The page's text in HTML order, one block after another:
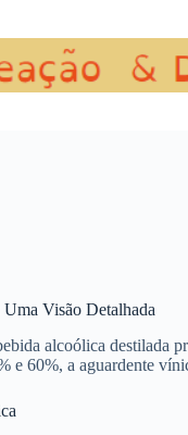
Visão Detalhada
alcoólica destilada
e 60%, a aguardente